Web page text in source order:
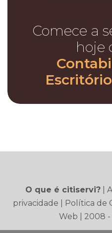
Comece a
hoje
O que é citiservi?|
privacidade
Política de
Web | 2008